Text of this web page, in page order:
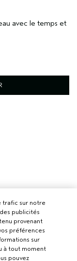
avec le temps et
trafic sur notre
publicités
provenant
préférences
sur
à tout moment
pouvez